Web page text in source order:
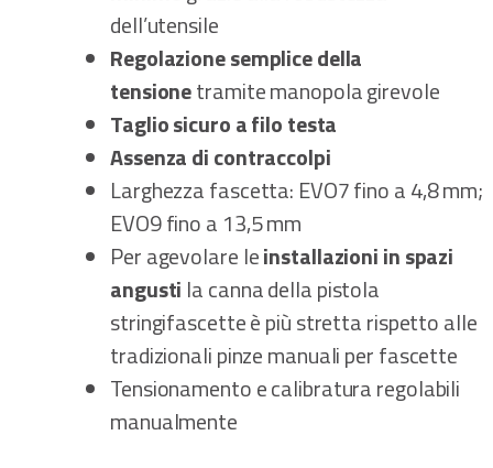
dell’utensile
Regolazione semplice della
tensionetramite manopola girevole
Taglio sicuro a filo testa
Assenza di contraccolpi
Larghezza fascetta: EVO7 fino a 4,8 mm;
EVO9 fino a 13,5 mm
Per agevolare leinstallazioni in spazi
angusti la canna della pistola
stringifascette è più stretta rispetto alle
tradizionali pinze manuali per fascette
Tensionamento e calibratura regolabili
manualmente